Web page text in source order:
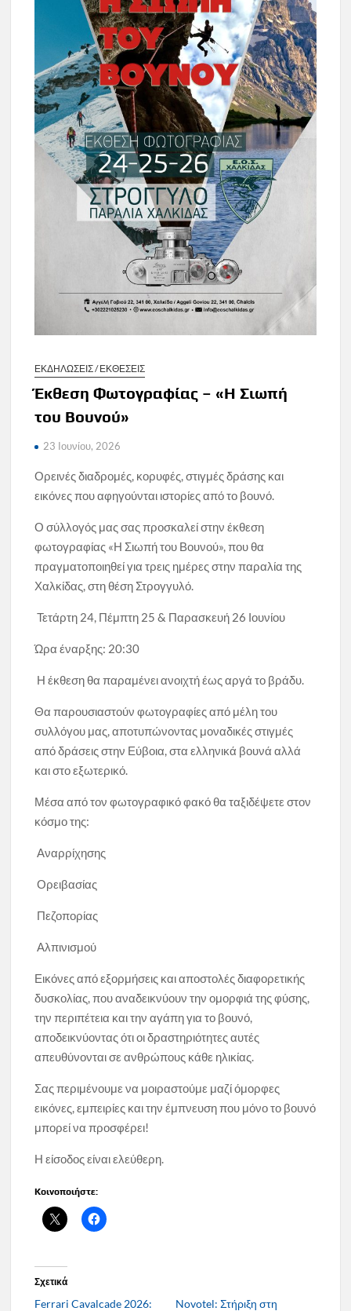
ΕΚΔΗΛΩΣΕΙΣ / ΕΚΘΕΣΕΙΣ
Έκθεση Φωτογραφίας – «Η Σιωπή
του Βουνού»
23 Ιουνίου, 2026
Ορεινές διαδρομές, κορυφές, στιγμές δράσης και
εικόνες που αφηγούνται ιστορίες από το βουνό.
Ο σύλλογός μας σας προσκαλεί στην έκθεση
φωτογραφίας «Η Σιωπή του Βουνού», που θα
πραγματοποιηθεί για τρεις ημέρες στην παραλία της
Χαλκίδας, στη θέση Στρογγυλό.
Τετάρτη 24, Πέμπτη 25 & Παρασκευή 26 Ιουνίου
Ώρα έναρξης: 20:30
Η έκθεση θα παραμένει ανοιχτή έως αργά το βράδυ.
Θα παρουσιαστούν φωτογραφίες από μέλη του
συλλόγου μας, αποτυπώνοντας μοναδικές στιγμές
από δράσεις στην Εύβοια, στα ελληνικά βουνά αλλά
και στο εξωτερικό.
Μέσα από τον φωτογραφικό φακό θα ταξιδέψετε στον
κόσμο της:
Αναρρίχησης
Ορειβασίας
Πεζοπορίας
Αλπινισμού
Εικόνες από εξορμήσεις και αποστολές διαφορετικής
δυσκολίας, που αναδεικνύουν την ομορφιά της φύσης,
την περιπέτεια και την αγάπη για το βουνό,
αποδεικνύοντας ότι οι δραστηριότητες αυτές
απευθύνονται σε ανθρώπους κάθε ηλικίας.
Σας περιμένουμε να μοιραστούμε μαζί όμορφες
εικόνες, εμπειρίες και την έμπνευση που μόνο το βουνό
μπορεί να προσφέρει!
Η είσοδος είναι ελεύθερη.
Κοινοποιήστε:
Σχετικά
Ferrari Cavalcade 2026:
Novotel: Στήριξη στη